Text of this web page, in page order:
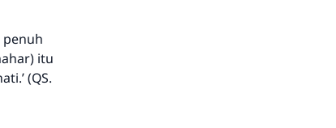
penuh
itu
(QS.